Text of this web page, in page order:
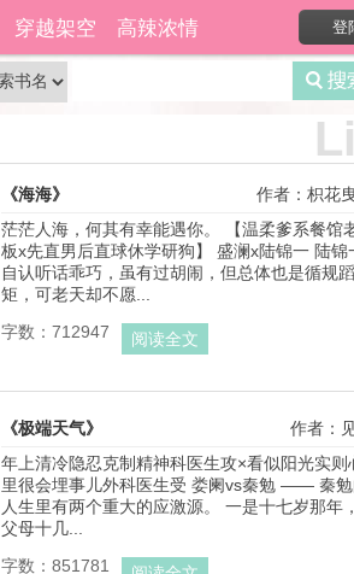
登
穿越架空
高辣浓情
自动登录?
《海海》
作者：枳花
茫茫人海，何其有幸能遇你。 【温柔爹系餐馆
板x先直男后直球休学研狗】 盛澜x陆锦一 陆锦
自认听话乖巧，虽有过胡闹，但总体也是循规蹈
矩，可老天却不愿...
字数：712947
阅读全文
《极端天气》
作者：
年上清冷隐忍克制精神科医生攻×看似阳光实则
里很会埋事儿外科医生受 娄阑vs秦勉 —— 秦
人生里有两个重大的应激源。 一是十七岁那年，
父母十几...
字数：851781